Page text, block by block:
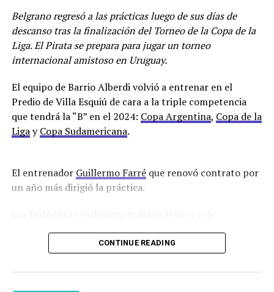
En caso de que no llegue su lugar lo ocupará Alvaro
Maslovski.
Racing se encuentra en la décimotercera posición con
22 puntos.
En cuanto al mercado de pases que ya abrió el pasado
sábado, está próximamente a llegar un delantero
proveniente de Sarmiento de Junín, Lautaro Cerato de
23 años, que solamente jugó 24 minutos y su pase
Para el partido ante el puntero el club comunicó a los
socios que deberán tener la cuota de junio paga para
Por Lisandro Uribe Echevarria
Facebook
Twitter
WhatsApp
Messenger
GmailShare
Belgrano regresó a las prácticas luego de sus días de
descanso tras la finalización del Torneo de la Copa de la
Liga. El Pirata se prepara para jugar un torneo
internacional amistoso en Uruguay.
El equipo de Barrio Alberdi volvió a entrenar en el
Predio de Villa Esquiú de cara a la triple competencia
que tendrá la “B” en el 2024: Copa Argentina, Copa de la
LigayCopa Sudamericana.
El entrenador Guillermo Farréque renovó contrato por
un año más dirigió la práctica.
Los ausentes que finalizaron sus contratos fueron
Francisco Oliver, Lucas Diarte, Andrés Amaya, Diego
CONTINUE READING